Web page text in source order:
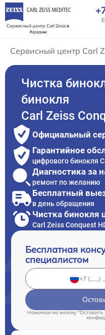
Сервисный центр Carl Zeissв
Казани
Сервисный центр Carl
Чистка
бинокля
Carl Zeiss
Официальный
Гарантийное
цифрового бинокля
Диагностика за
ремонт по желанию
Бесплатный
в день обращения
Чистка бинокля
Carl Zeiss Conquest
Бесплатная
специалистом
Нажимая на кнопку